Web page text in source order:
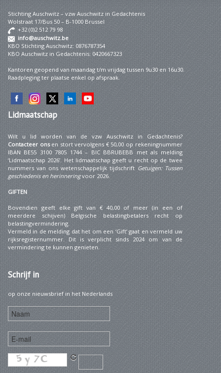
Stichting Auschwitz – vzw Auschwitz in Gedachtenis
Wolstraat 17/Bus 50 – B-1000 Brussel
+32 (0)2 512 79 98
info@auschwitz.be
KBO Stichting Auschwitz: 0876787354
KBO Auschwitz in Gedachtenis: 0420667323
Kantoren geopend van maandag t/m vrijdag tussen 9u30 en 16u30.
Raadpleging ter plaatse enkel op afspraak.
Lidmaatschap
Wilt u lid worden van de vzw Auschwitz in Gedachtenis?
Contacteer onsen stort vervolgens € 50,00 op rekeningnummer
IBAN BE55 3100 7805 1744 – BIC BBRUBEBB met als melding
‘Lidmaatschap 2026’. Het lidmaatschap geeft u recht op de twee
nummers van ons wetenschappelijk tijdschrift Getuigen: Tussen
geschiedenis en herinneringvoor 2026.
GIFTEN
Bovendien geeft elke gift van € 40,00 of meer (in een of
meerdere schijven) Belgische belastingbetalers recht op
belastingvermindering.
Vermeld in de melding dat het om een ‘Gift’ gaat en vermeld uw
rijksregisternummer. Dit is verplicht sinds 2024 om van de
vermindering te kunnen genieten.
Schrijfin
op onze nieuwsbrief in het Nederlands